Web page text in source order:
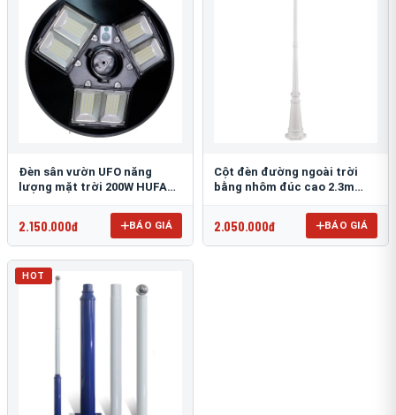
Đèn sân vườn UFO năng
lượng mặt trời 200W HUFA
2.150.000đ BÁO GIÁ
Cột đèn đường ngoài trời
bằng nhôm đúc cao 2.3m
2.050.000đ BÁO GIÁ
HOT